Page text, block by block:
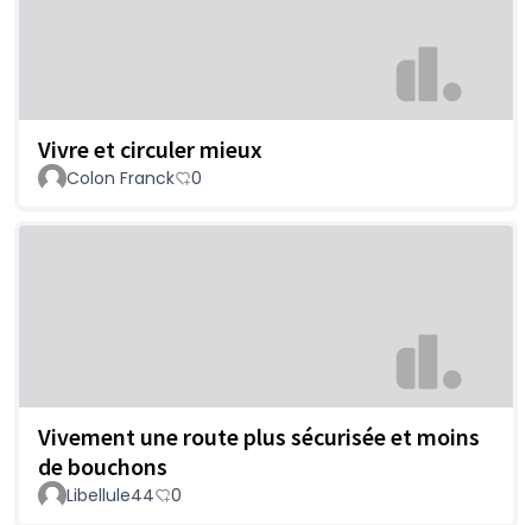
Vivre et circuler mieux
Colon Franck 0
Vivement une route plus sécurisée et moins
de bouchons
Libellule44 0